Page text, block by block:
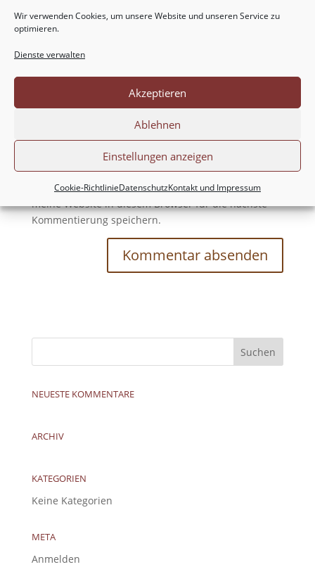
Wir verwenden Cookies, um unsere Website und unseren Service zu
optimieren.
Dienste verwalten
Akzeptieren
Ablehnen
Einstellungen anzeigen
Cookie-RichtlinieDatenschutzKontakt und Impressum
Meinen Namen, meine E-Mail-Adresse und
meine Website in diesem Browser für die nächste
Kommentierung speichern.
NEUESTE KOMMENTARE
ARCHIV
KATEGORIEN
Keine Kategorien
META
Anmelden